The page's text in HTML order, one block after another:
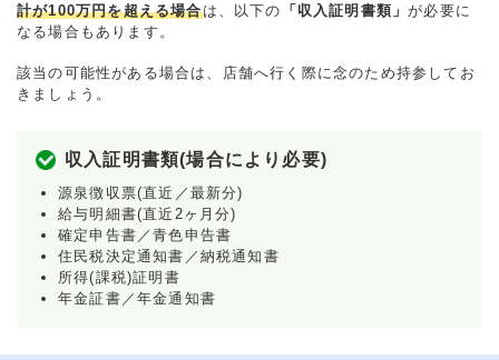
計が100万円を超える場合は、以下の 「収入証明書類」が必要に
なる場合もあります。
該当の可能性がある場合は、店舗へ行く際に念のため持参してお
きましょう。
収入証明書類(場合により必要)
源泉徴収票(直近／最新分)
給与明細書(直近2ヶ月分)
確定申告書／青色申告書
住民税決定通知書／納税通知書
所得(課税)証明書
年金証書／年金通知書